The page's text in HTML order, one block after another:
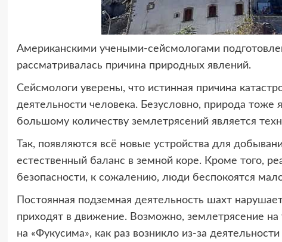
Американскими учеными-сейсмологами
рассматривалась причина природных явлений.
Сейсмологи уверены, что истинная причина
деятельности человека. Безусловно, природа
большому количеству землетрясений является
Так, появляются всё новые устройства для
естественный баланс в земной коре. Кроме того,
безопасности, к сожалению, люди беспокоятся
Постоянная подземная деятельность шахт
приходят в движение. Возможно, землетрясение
на «Фукусима», как раз возникло из-за деятельности